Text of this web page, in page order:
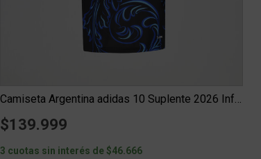
Camiseta Argentina adidas 10 Suplente 2026 Infantil
$139.999
3 cuotas sin interés de $46.666